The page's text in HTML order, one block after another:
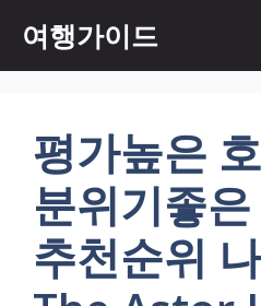
츠
여행가이드
평가높은
분위기좋
추천순위